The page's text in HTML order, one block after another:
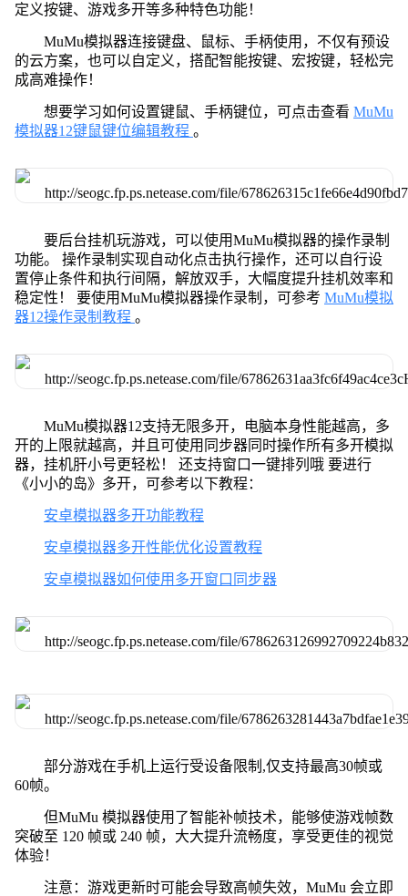
定义按键、游戏多开等多种特色功能！
MuMu模拟器连接键盘、鼠标、手柄使用，不仅有预设
的云方案，也可以自定义，搭配智能按键、宏按键，轻松完
成高难操作！
想要学习如何设置键鼠、手柄键位，可点击查看 MuMu
模拟器12键鼠键位编辑教程 。
要后台挂机玩游戏，可以使用MuMu模拟器的操作录制
功能。 操作录制实现自动化点击执行操作，还可以自行设
置停止条件和执行间隔，解放双手，大幅度提升挂机效率和
稳定性！ 要使用MuMu模拟器操作录制，可参考 MuMu模拟
器12操作录制教程 。
MuMu模拟器12支持无限多开，电脑本身性能越高，多
开的上限就越高，并且可使用同步器同时操作所有多开模拟
器，挂机肝小号更轻松！ 还支持窗口一键排列哦 要进行
《小小的岛》多开，可参考以下教程：
安卓模拟器多开功能教程
安卓模拟器多开性能优化设置教程
安卓模拟器如何使用多开窗口同步器
部分游戏在手机上运行受设备限制,仅支持最高30帧或
60帧。
但MuMu 模拟器使用了智能补帧技术，能够使游戏帧数
突破至 120 帧或 240 帧，大大提升流畅度，享受更佳的视觉
体验！
注意：游戏更新时可能会导致高帧失效，MuMu 会立即